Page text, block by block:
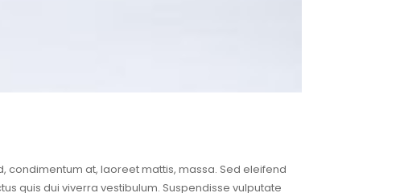
condimentum at, laoreet mattis, massa. Sed eleifend
quis dui viverra vestibulum. Suspendisse vulputate